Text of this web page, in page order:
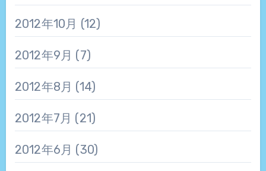
2012年10月 (12)
2012年9月 (7)
2012年8月 (14)
2012年7月 (21)
2012年6月 (30)